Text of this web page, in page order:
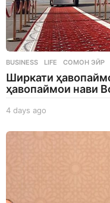
BUSINESS ,LIFE СОМОН ЭЙР
Ширкати
ҳавопаймои нави
4 days ago
a